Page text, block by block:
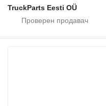
TruckParts Eesti OÜ